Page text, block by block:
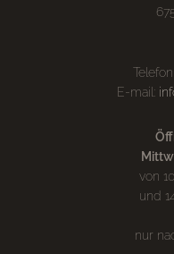
Telefon
E-mail:
von
und
nur